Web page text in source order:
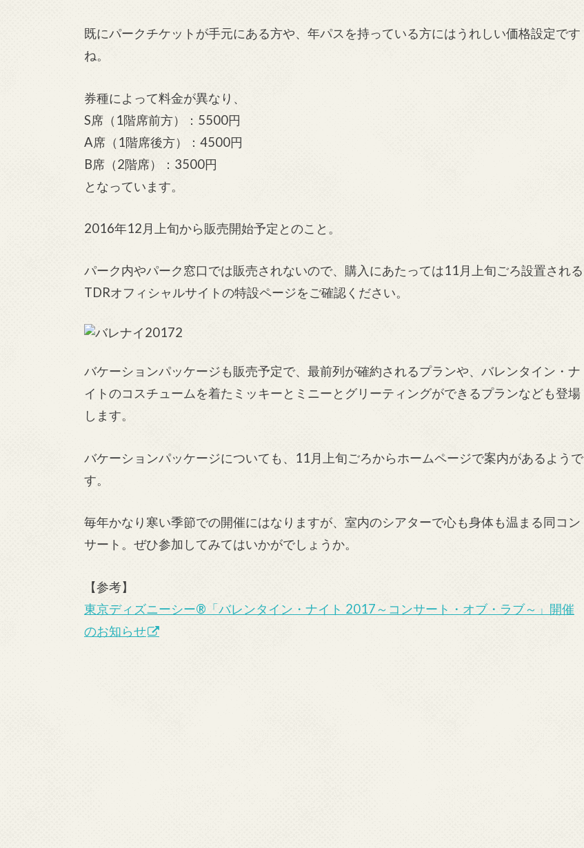
既にパークチケットが手元にある方や、年パスを持っている方にはうれしい価格設定です
ね。
券種によって料金が異なり、
S席（1階席前方）：5500円
A席（1階席後方）：4500円
B席（2階席）：3500円
となっています。
2016年12月上旬から販売開始予定とのこと。
パーク内やパーク窓口では販売されないので、購入にあたっては11月上旬ごろ設置される
TDRオフィシャルサイトの特設ページをご確認ください。
バケーションパッケージも販売予定で、最前列が確約されるプランや、バレンタイン・ナ
イトのコスチュームを着たミッキーとミニーとグリーティングができるプランなども登場
します。
バケーションパッケージについても、11月上旬ごろからホームページで案内があるようで
す。
毎年かなり寒い季節での開催にはなりますが、室内のシアターで心も身体も温まる同コン
サート。ぜひ参加してみてはいかがでしょうか。
【参考】
東京ディズニーシー®「バレンタイン・ナイト 2017～コンサート・オブ・ラブ～」開催
のお知らせ